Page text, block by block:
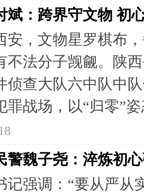
斌：跨界守文物 初
安，文物星罗棋布
不法分子觊觎。陕
侦查大队六中队中
罪战场，以“归零”
警魏子尧：淬炼初
记强调：“要从严从